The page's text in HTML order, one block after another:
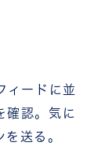
ィードに並
確認。気に
送る。